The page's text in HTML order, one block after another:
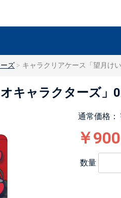
ズ キャラクリアケース「望月け
キャラクターズ
通常価格：
￥900
数量